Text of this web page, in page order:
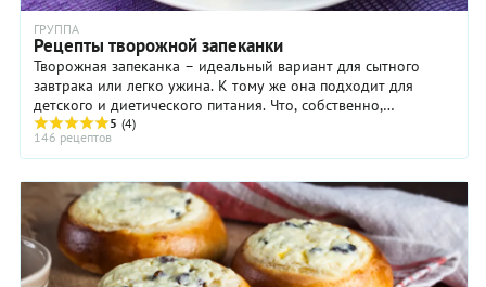
ГРУППА
Рецепты творожной запеканки
Творожная запеканка – идеальный вариант для сытного
завтрака или легко ужина. К тому же она подходит для
детского и диетического питания. Что, собственно,
представляет собой рецепт творожной запеканки ...
5 (4)
146 рецептов